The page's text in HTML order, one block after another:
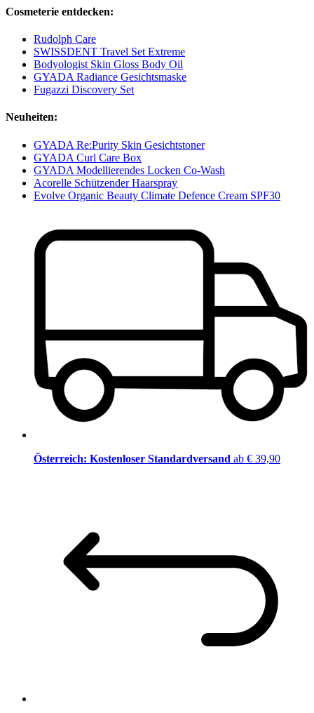
Cosmeterie entdecken:
Rudolph Care
SWISSDENT Travel Set Extreme
Bodyologist Skin Gloss Body Oil
GYADA Radiance Gesichtsmaske
Fugazzi Discovery Set
Neuheiten:
GYADA Re:Purity Skin Gesichtstoner
GYADA Curl Care Box
GYADA Modellierendes Locken Co-Wash
Acorelle Schützender Haarspray
Evolve Organic Beauty Climate Defence Cream SPF30
Österreich: Kostenloser Standardversand ab € 39,90